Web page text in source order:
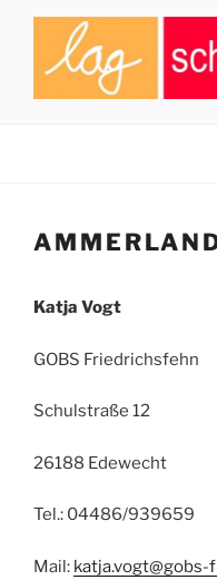
Zum
springen
Katja Vogt
GOBS Friedrichsfehn
Schulstraße 12
26188 Edewecht
Tel.: 04486/939659
Mail: